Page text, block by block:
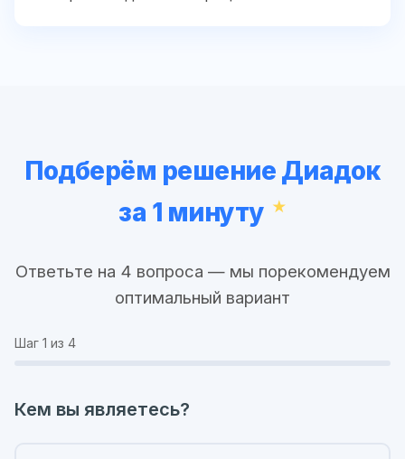
Подберём решение Диадок
за 1 минуту
Ответьте на 4 вопроса — мы порекомендуем
оптимальный вариант
Шаг 1 из 4
Кем вы являетесь?